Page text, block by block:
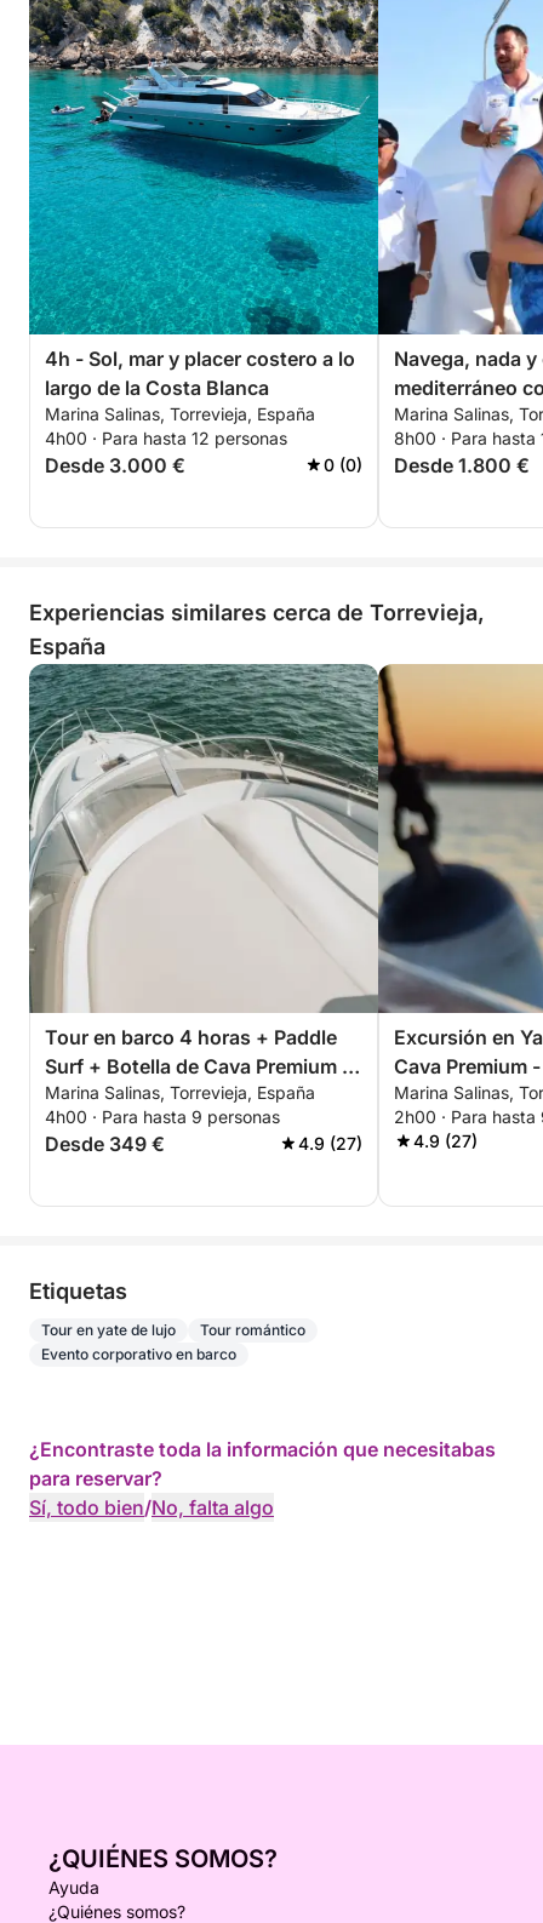
Ya sea para celebrar una ocasión especial, reunirse
con amigos o simplemente disfrutar de una
extraordinaria escapada mediterránea, este alquiler
de yate de día completo le brindará recuerdos
imborrables que perdurarán mucho después de que
la costa se pierda en el horizonte.
4h - Sol, mar y placer costero a lo
largo de la Costa Blanca
Marina Salinas, Torrevieja, España
4h00 · Para hasta 12 personas
Desde 3.000 € 0 (0)
Navega, nada
mediterráneo
momentos de
Marina Salinas,
8h00 · Para hasta
Desde 1.800 €
Experiencias similares cerca de Torrevieja,
España
Tour en barco 4 horas + Paddle
Surf + Botella de Cava Premium -
TODO INCLUIDO
Marina Salinas, Torrevieja, España
4h00 · Para hasta 9 personas
Desde 349 € 4.9 (27)
Excursión en
Cava Premium
Sunset - 2
INCLUIDO
Marina Salinas,
2h00 · Para
4.9 (27)
Etiquetas
Tour en yate de lujo
Tour romántico
Evento corporativo en barco
¿Encontraste toda la información que necesitabas
para reservar?
Sí, todo bien/No, falta algo
¿QUIÉNES SOMOS?
Ayuda
¿Quiénes somos?